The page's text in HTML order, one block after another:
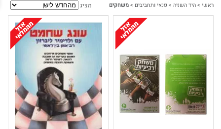
ראשי >היד השניה > פנאי ותחביבים >משחקים מציג